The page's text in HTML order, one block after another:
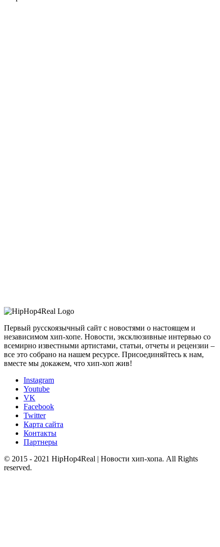
Первый русскоязычный сайт с новостями о настоящем и
независимом хип-хопе. Новости, эксклюзивные интервью со
всемирно известными артистами, статьи, отчеты и рецензии –
все это собрано на нашем ресурсе. Присоединяйтесь к нам,
вместе мы докажем, что хип-хоп жив!
Instagram
Youtube
VK
Facebook
Twitter
Карта сайта
Контакты
Партнеры
© 2015 - 2021 HipHop4Real | Новости хип-хопа. All Rights
reserved.